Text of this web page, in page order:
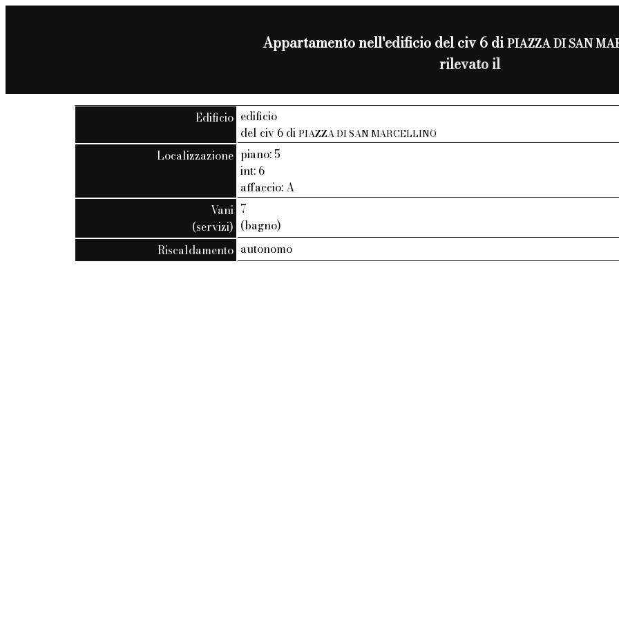
Appartamento nell'edificio del civ 6 diPIAZZA DI SAN
rilevato il
Edificio edificio
del civ 6 diPIAZZA DI SAN MARCELLINO
Localizzazione piano: 5
int: 6
affaccio: A
Vani
(servizi)
7
(bagno)
Riscaldamento autonomo